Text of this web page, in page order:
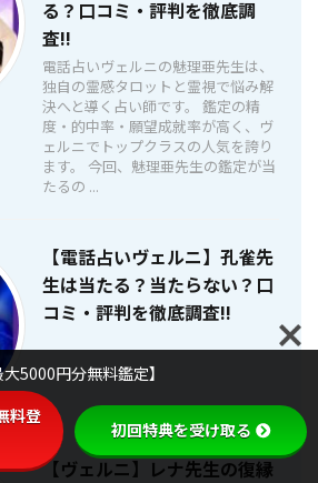
る？口コミ・評判を徹底調
査!!
電話占いヴェルニの魅理亜先生は、
独自の霊感タロットと霊視で悩み解
決へと導く占い師です。 鑑定の精
度・的中率・願望成就率が高く、ヴ
ェルニでトップクラスの人気を誇り
ます。 今回、魅理亜先生の鑑定が当
たるの ...
【電話占いヴェルニ】孔雀先
生は当たる？当たらない？口
コミ・評判を徹底調査!!
【ヴェルニ】レナ先生の復縁
大5000円分無料鑑定】
料登
初回特典を受け取る